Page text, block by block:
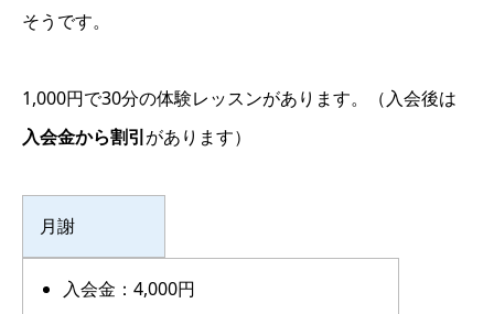
そうです。
1,000円で30分の体験レッスンがあります。（入会後は
入会金から割引があります）
月謝
入会金：4,000円